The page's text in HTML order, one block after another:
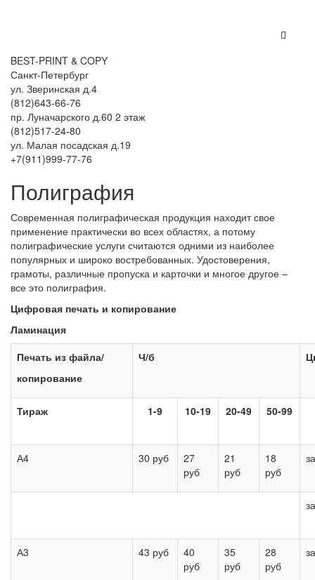
BEST-PRINT & COPY
Санкт-Петербург
ул. Зверинская д.4
(812)643-66-76
пр. Луначарского д.60 2 этаж
(812)517-24-80
ул. Малая посадская д.19
+7(911)999-77-76
Полиграфия
Современная полиграфическая продукция находит свое
применение практически во всех областях, а потому
полиграфические услуги считаются одними из наиболее
популярных и широко востребованных. Удостоверения,
грамоты, различные пропуска и карточки и многое другое –
все это полиграфия.
Цифровая печать и копирование
Ламинация
Печать из файла/
копирование
Ч/б
Тираж 1-9 10-19 20-49 50-99
А4 30 руб
27
руб
21
руб
18
руб
А3 43 руб
40
руб
35
руб
28
руб